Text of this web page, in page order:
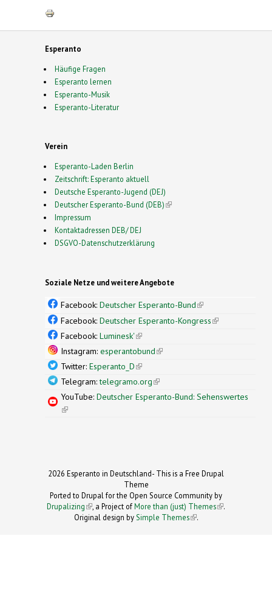
Esperanto
Häufige Fragen
Esperanto lernen
Esperanto-Musik
Esperanto-Literatur
Verein
Esperanto-Laden Berlin
Zeitschrift: Esperanto aktuell
Deutsche Esperanto-Jugend (DEJ)
Deutscher Esperanto-Bund (DEB)(link is external)
Impressum
Kontaktadressen DEB/ DEJ
DSGVO-Datenschutzerklärung
Soziale Netze und weitere Angebote
Facebook: Deutscher Esperanto-Bund(link is
external)
Facebook: Deutscher Esperanto-Kongress(link is
Facebook: Luminesk'(link is external)
Instagram: esperantobund(link is external)
Twitter: Esperanto_D(link is external)
Telegram:telegramo.org(link is external)
YouTube: Deutscher Esperanto-Bund: Sehenswertes
(link is external)
2026 Esperanto in Deutschland- This is a Free Drupal
Theme
Ported to Drupal for the Open Source Community by
Drupalizing(link is external)
, a Project ofMore than (just) Themes (link is
.
Original design by Simple Themes
(link is
.